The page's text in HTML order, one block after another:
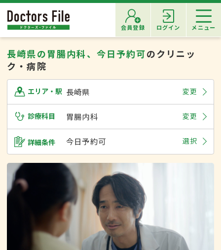
会員登録 ログイン メニュー
長崎県の胃腸内科、今日予約可のクリニッ
ク・病院
エリア・駅 長崎県 変更
診療科目 胃腸内科 変更
詳細条件 今日予約可 選択